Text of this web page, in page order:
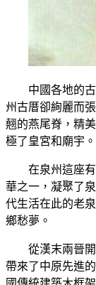
中國各地的
州古厝卻絢麗而
翹的燕尾脊，精
極了皇宮和廟宇。
在泉州這座
華之一，凝聚了
代生活在此的老
鄉愁夢。
從漢末兩晉
帶來了中原先進